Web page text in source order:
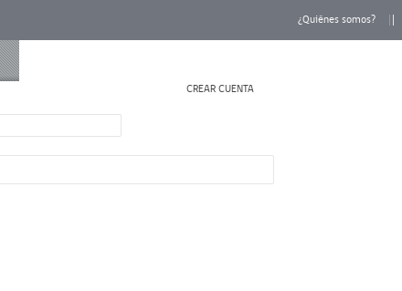
¿Quiénes somos?
CREAR CUENTA